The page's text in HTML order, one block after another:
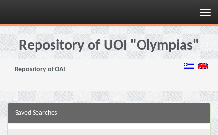
Skip
navigationRepository of UOI "Olympias"
Repository of OAI
Saved Searches